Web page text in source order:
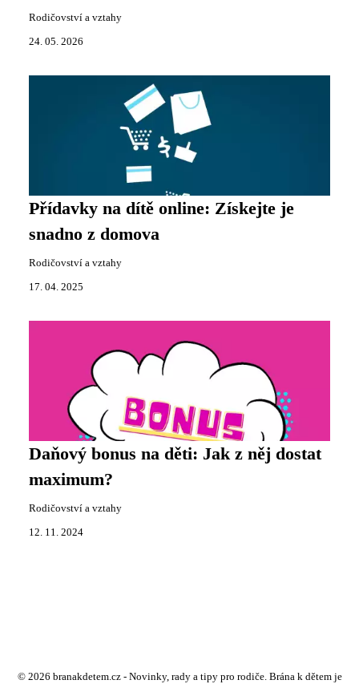
Rodičovství a vztahy
24. 05. 2026
Přídavky na dítě online: Získejte je
snadno z domova
Rodičovství a vztahy
17. 04. 2025
Daňový bonus na děti: Jak z něj dostat
maximum?
Rodičovství a vztahy
12. 11. 2024
© 2026 branakdetem.cz - Novinky, rady a tipy pro rodiče. Brána k dětem je